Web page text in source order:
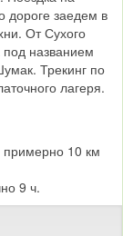
дороге заедем в
От Сухого
названием
Трекинг по
лагеря.
примерно 10 км
9 ч.